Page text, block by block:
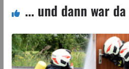
... und dann war